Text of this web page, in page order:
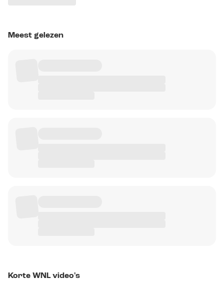
Meest gelezen
Korte WNL video's